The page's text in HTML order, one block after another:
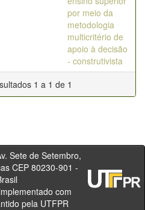
por meio da
metodologia
multicritério de
apoio à decisão
- construtivista
1 a 1 de 1
Setembro,
CEP 80230-901 -
PR - Brasil
com
pela UTFPR